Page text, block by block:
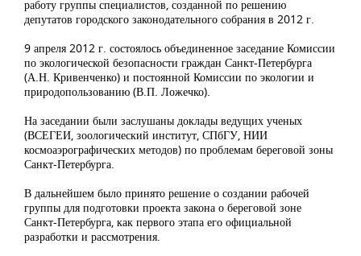
работу группы специалистов, созданной по решению
депутатов городского законодательного собрания в 2012 г.
9 апреля 2012 г. состоялось объединенное заседание Комиссии
по экологической безопасности граждан Санкт-Петербурга
(А.Н. Кривенченко) и постоянной Комиссии по экологии и
природопользованию (В.П. Ложечко).
На заседании были заслушаны доклады ведущих ученых
(ВСЕГЕИ, зоологический институт, СПбГУ, НИИ
космоаэрографических методов) по проблемам береговой зоны
Санкт-Петербурга.
В дальнейшем было принято решение о создании рабочей
группы для подготовки проекта закона о береговой зоне
Санкт-Петербурга, как первого этапа его официальной
разработки и рассмотрения.